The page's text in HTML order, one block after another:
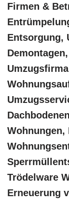
Firmen &
Entsorgung,
Wohnungen,
Trödelware
Erneuerung